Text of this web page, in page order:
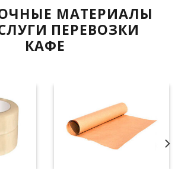
МАТЕРИАЛЫ
ПЕРЕВОЗКИ
КАФЕ